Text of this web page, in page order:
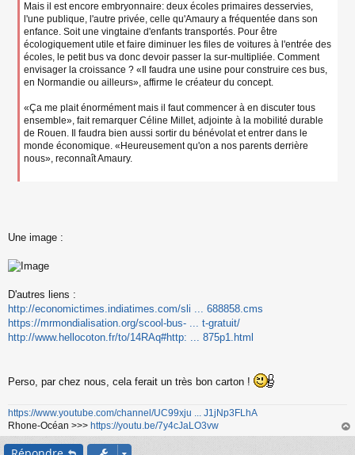
Mais il est encore embryonnaire: deux écoles primaires desservies,
l'une publique, l'autre privée, celle qu'Amaury a fréquentée dans son
enfance. Soit une vingtaine d'enfants transportés. Pour être
écologiquement utile et faire diminuer les files de voitures à l'entrée des
écoles, le petit bus va donc devoir passer la sur-multipliée. Comment
envisager la croissance ? «Il faudra une usine pour construire ces bus,
en Normandie ou ailleurs», affirme le créateur du concept.
«Ça me plait énormément mais il faut commencer à en discuter tous
ensemble», fait remarquer Céline Millet, adjointe à la mobilité durable
de Rouen. Il faudra bien aussi sortir du bénévolat et entrer dans le
monde économique. «Heureusement qu'on a nos parents derrière
nous», reconnaît Amaury.
Une image :
D'autres liens :
http://economictimes.indiatimes.com/sli ... 688858.cms
https://mrmondialisation.org/scool-bus- ... t-gratuit/
http://www.hellocoton.fr/to/14RAq#http: ... 875p1.html
Perso, par chez nous, cela ferait un très bon carton !
https://www.youtube.com/channel/UC99xju ... J1jNp3FLhA
Rhone-Océan >>> https://youtu.be/7y4cJaLO3vw
au